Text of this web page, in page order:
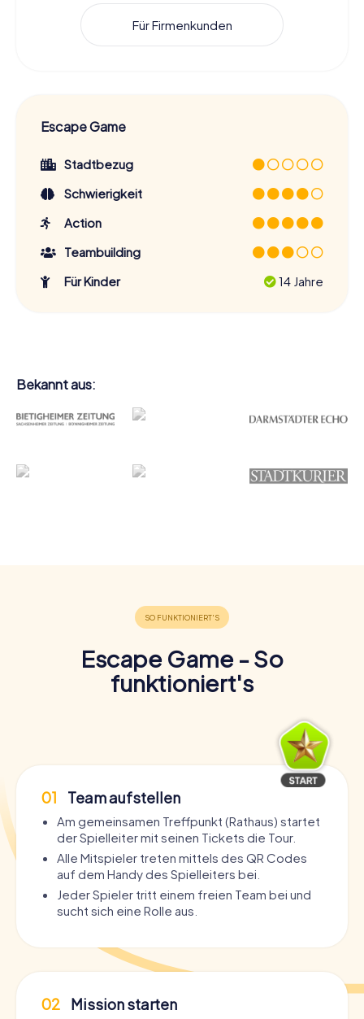
Für Firmenkunden
Escape Game
Stadtbezug
Schwierigkeit
Action
Teambuilding
Für Kinder
14 Jahre
Bekannt aus:
Escape Game - So
funktioniert's
01 Team aufstellen
Am gemeinsamen Treffpunkt (Rathaus) startet
der Spielleiter mit seinen Tickets die Tour.
Alle Mitspieler treten mittels des QR Codes
auf dem Handy des Spielleiters bei.
Jeder Spieler tritt einem freien Team bei und
sucht sich eine Rolle aus.
02 Mission starten